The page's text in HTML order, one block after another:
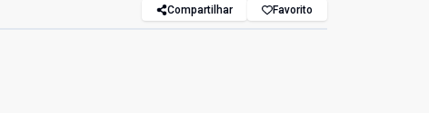
Compartilhar Favorito